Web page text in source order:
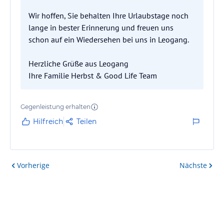
Wir hoffen, Sie behalten Ihre Urlaubstage noch
lange in bester Erinnerung und freuen uns
schon auf ein Wiedersehen bei uns in Leogang.
Herzliche Grüße aus Leogang
Ihre Familie Herbst & Good Life Team
Gegenleistung erhalten
Hilfreich Teilen
Vorherige Nächste